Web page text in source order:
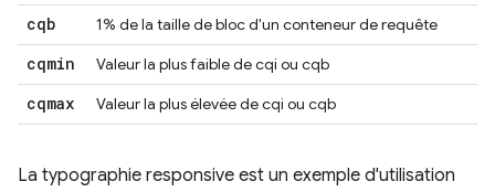
cqb 1% de la taille de bloc d'un conteneur de requête
cqmin Valeur la plus faible de cqi ou cqb
cqmax Valeur la plus élevée de cqi ou cqb
La typographie responsive est un exemple d'utilisation